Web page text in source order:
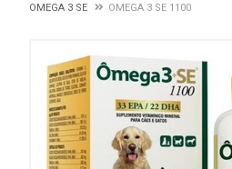
OMEGA 3 SE
OMEGA 3 SE 1100